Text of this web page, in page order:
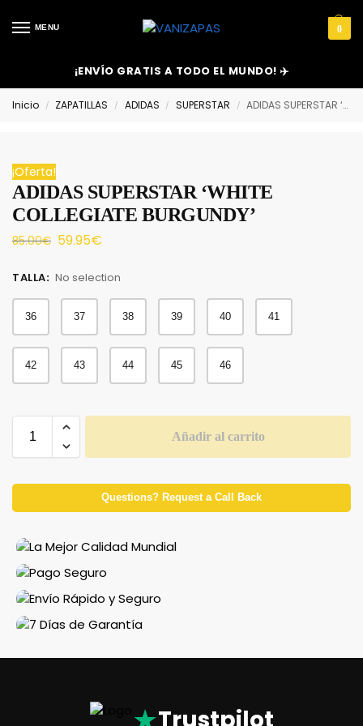
MENU 0
¡ENVÍO GRATIS A TODO EL MUNDO! ✈️
Inicio / ZAPATILLAS / ADIDAS / SUPERSTAR / ADIDAS SUPERSTAR ‘WHITE COLLEGIATE BURGUNDY’
¡Oferta!
ADIDAS SUPERSTAR ‘WHITE
COLLEGIATE BURGUNDY’
85.00€ 59.95€
TALLA: No selection
36 37 38 39 40 41
42 43 44 45 46
Añadir al carrito
Questions? Request a Call Back
Trustpilot